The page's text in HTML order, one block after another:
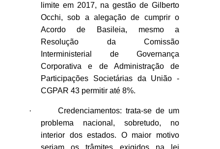
limite em 2017, na gestão de Gilberto
Occhi, sob a alegação de cumprir o
Acordo de Basileia, mesmo a
Resolução da Comissão
Interministerial de Governança
Corporativa e de Administração de
Participações Societárias da União -
CGPAR 43 permitir até 8%.
·
Credenciamentos: trata-se de um
problema nacional, sobretudo, no
interior dos estados. O maior motivo
seriam os trâmites exigidos na lei